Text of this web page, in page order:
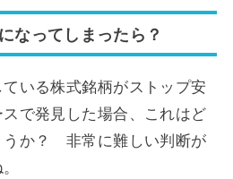
なってしまったら？
いる株式銘柄がストップ安
で発見した場合、これはど
うか？ 非常に難しい判断が